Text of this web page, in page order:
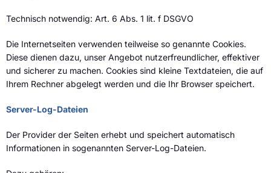
Technisch notwendig: Art. 6 Abs. 1 lit. f DSGVO
Die Internetseiten verwenden teilweise so genannte Cookies.
Diese dienen dazu, unser Angebot nutzerfreundlicher, effektiver
und sicherer zu machen. Cookies sind kleine Textdateien, die auf
Ihrem Rechner abgelegt werden und die Ihr Browser speichert.
Server-Log-Dateien
Der Provider der Seiten erhebt und speichert automatisch
Informationen in sogenannten Server-Log-Dateien.